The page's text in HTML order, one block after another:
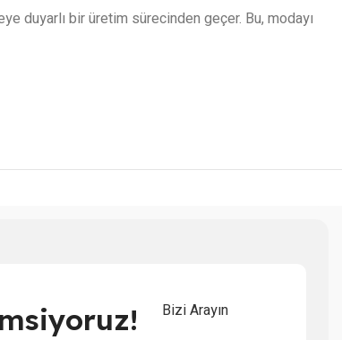
duyarlı bir üretim sürecinden geçer. Bu, modayı
Bizi Arayın